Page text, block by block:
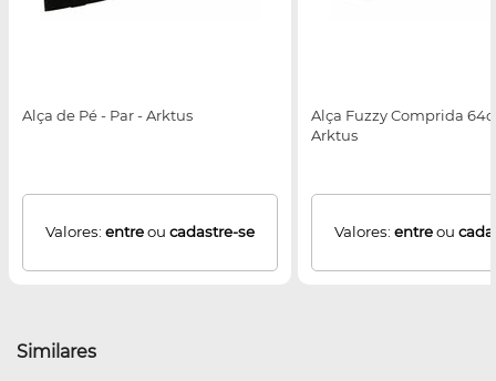
Alça de Pé - Par - Arktus
Valores: entreou cadastre-se
Alça Fuzzy Comprida
Arktus
Valores: entreou
Similares